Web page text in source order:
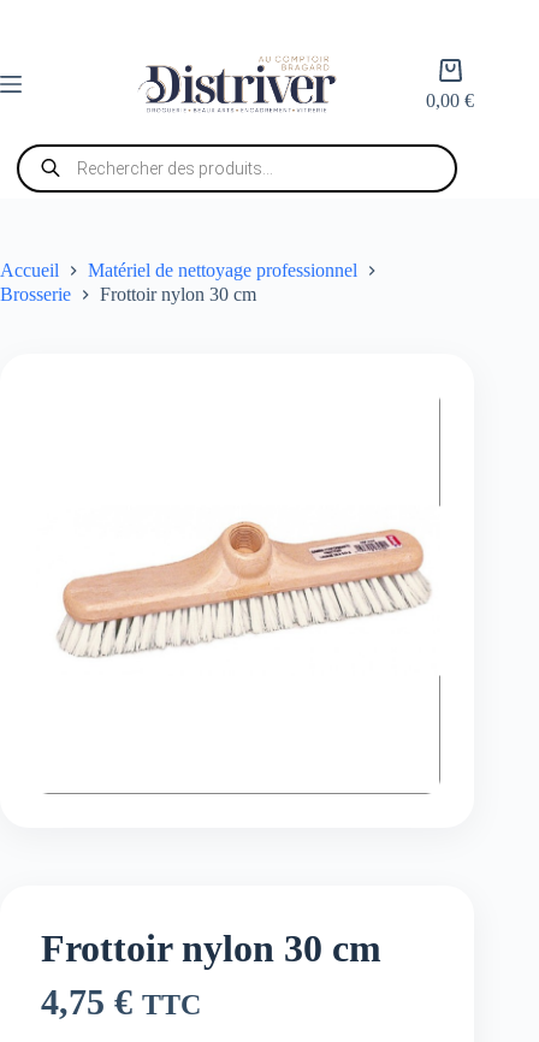
Panier
d’achat
0,00€
Recherche
de
produits
Accueil
Matériel de nettoyage professionnel
Brosserie
Frottoir nylon 30 cm
Frottoir nylon 30 cm
4,75 € TTC